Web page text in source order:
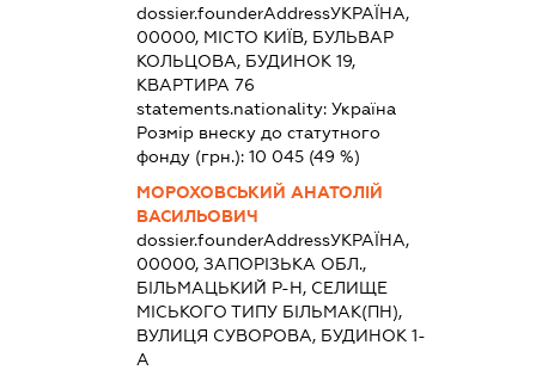
dossier.founderAddressУКРАЇНА,
00000, МІСТО КИЇВ, БУЛЬВАР
КОЛЬЦОВА, БУДИНОК 19,
КВАРТИРА 76
statements.nationality: Україна
Розмір внеску до статутного
фонду (грн.): 10 045(49 %)
МОРОХОВСЬКИЙ АНАТОЛІЙ
ВАСИЛЬОВИЧ
dossier.founderAddressУКРАЇНА,
00000, ЗАПОРІЗЬКА ОБЛ.,
БІЛЬМАЦЬКИЙ Р-Н, СЕЛИЩЕ
МІСЬКОГО ТИПУ БІЛЬМАК(ПН),
ВУЛИЦЯ СУВОРОВА, БУДИНОК 1-
А